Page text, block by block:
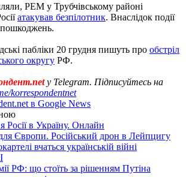
РЕМ у Трубчівському районі
атакував безпілотник. Внаслідок події
пошкоджень.
пабліки 20 грудня пишуть про обстріл
округу РФ.
у Telegram. Підписуйтесь на
korrespondentnet
в Google News
Росії в Україну. Онлайн
Європи. Російський дрон в Лейпцигу
вчаться українській війні
РФ: що стоїть за рішенням Путіна